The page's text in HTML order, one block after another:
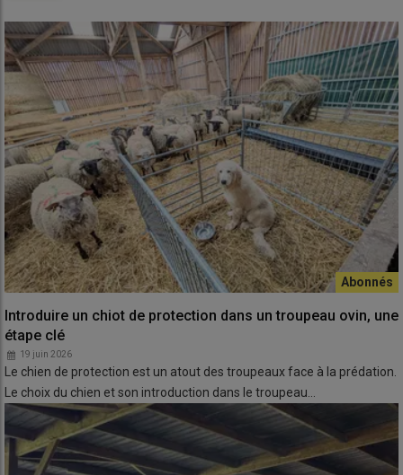
Introduire un chiot de protection dans un troupeau ovin, une
étape clé
19 juin 2026
Le chien de protection est un atout des troupeaux face à la prédation.
Le choix du chien et son introduction dans le troupeau…